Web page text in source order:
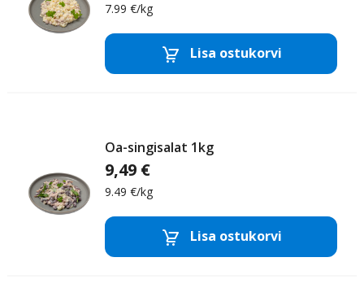
7.99 €/kg
Majoneesisalatid
Lisa ostukorvi
Eemalda toode
Oa-singisalat 1kg
9,49 €
9.49 €/kg
Salatid,
Majoneesisalatid
Lisa ostukorvi
Eemalda toode